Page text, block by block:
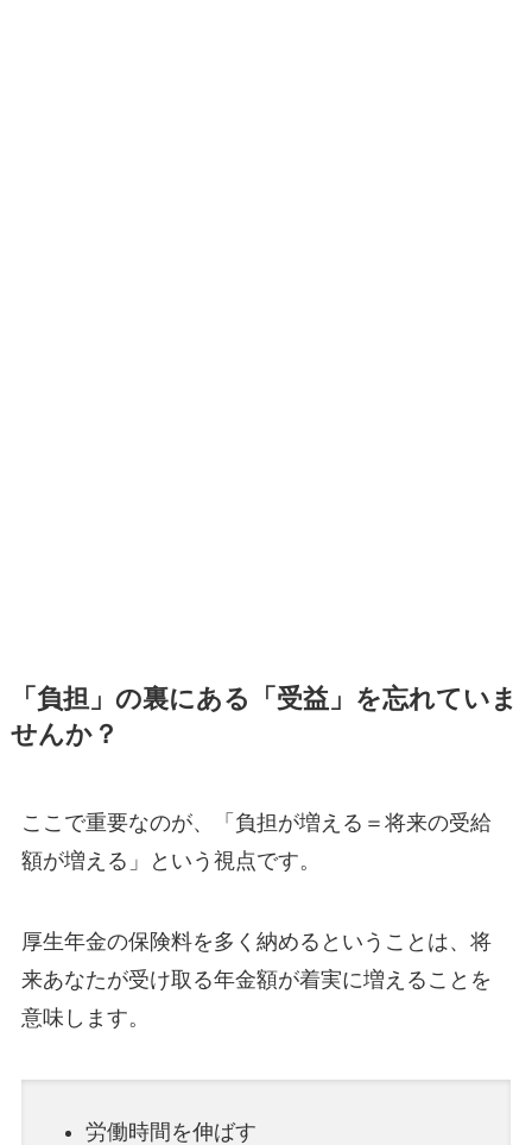
「負担」の裏にある「受益」を忘れていま
せんか？
ここで重要なのが、「負担が増える＝将来の受給
額が増える」という視点です。
厚生年金の保険料を多く納めるということは、将
来あなたが受け取る年金額が着実に増えることを
意味します。
労働時間を伸ばす